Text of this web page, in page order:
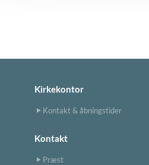
Kirkekontor
Kontakt & åbningstider
Kontakt
Præst